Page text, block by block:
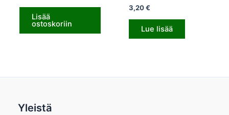
Lisää
ostoskoriin
3,20€
Lue lisää
Yleistä